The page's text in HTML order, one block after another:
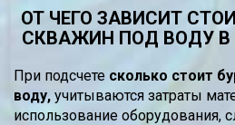
ОТ ЧЕГО ЗАВИСИТ
СКВАЖИН ПОД ВОДУ В
При подсчете сколько стоит
воду, учитываются затраты
использование оборудования,